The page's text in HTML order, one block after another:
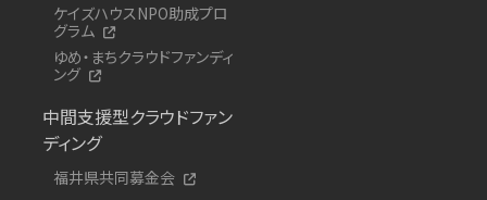
ケイズハウスNPO助成プロ
グラム
ゆめ・まちクラウドファンディ
ング
中間支援型クラウドファン
ディング
福井県共同募金会